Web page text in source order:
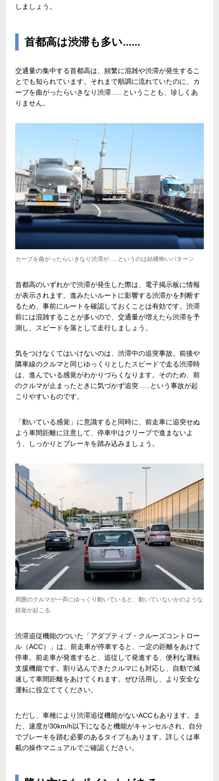
しましょう。
首都高は渋滞も多い......
交通量の集中する首都高は、頻繁に混雑や渋滞が発生するこ
とでも知られています。それまで順調に流れていたのに、カ
ーブを曲がったらいきなり渋滞......ということも、珍しくあ
りません。
カーブを曲がったらいきなり渋滞が......というのは結構怖いパターン
首都高のいずれかで渋滞が発生した際は、電子掲示板に情報
が表示されます。進みたいルートに影響する渋滞かを判断す
るため、事前にルートを確認しておくことは有効です。渋滞
前には混雑することが多いので、交通量が増えたら渋滞を予
測し、スピードを落として走行しましょう。
気をつけなくてはいけないのは、渋滞中の追突事故。前後や
隣車線のクルマと同じゆっくりとしたスピードで走る渋滞時
は、進んでいる感覚がわかりづらくなります。そのため、前
のクルマが止まったときに気づかず追突......という事故が起
こりやすいものです。
「動いている感覚」に意識すると同時に、前走車に追突せぬ
よう車間距離に注意して、停車中はクリープで進まないよ
う、しっかりとブレーキを踏み込みましょう。
周囲のクルマが一斉にゆっくり動いていると、動いていないかのような
錯覚が起こる
渋滞追従機能のついた「アダプティブ・クルーズコントロー
ル（ACC）」は、前走車が停車すると、一定の距離をあけて
停車。前走車が発進すると、追従して発進する、便利な運転
支援機能です。割り込んできたクルマにも対応し、自動で減
速して車間距離をあけてくれます。ぜひ活用し、より安全な
運転に役立ててください。
ただし、車種により渋滞追従機能がないACCもあります。ま
た、速度が30km/h以下になると機能がキャンセルされ、自分
でブレーキを踏む必要のあるタイプもあります。詳しくは車
載の操作マニュアルでご確認ください。